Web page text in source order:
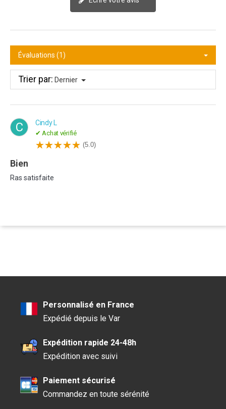
Évaluations (1)
Trier par: Dernier
C Cindy L
✔ Achat vérifié
(5.0)
bien
Ras satisfaite
Personnalisé en France
Expédié depuis le Var
Expédition rapide 24-48h
Expédition avec suivi
Paiement sécurisé
Commandez en toute sérénité